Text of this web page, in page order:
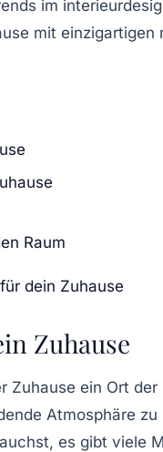
Raum
dein Zuhause
Zuhause
Zuhause ein Ort
Atmosphäre zu
es gibt viele